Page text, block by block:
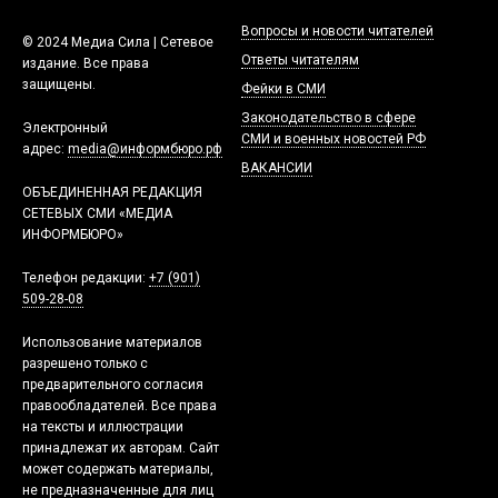
© 2024 Медиа Сила | Сетевое
издание. Все права
защищены.
Электронный
адрес: media@информбюро.рф
ОБЪЕДИНЕННАЯ РЕДАКЦИЯ
СЕТЕВЫХ СМИ «МЕДИА
ИНФОРМБЮРО»
Телефон редакции: +7 (901)
509-28-08
Использование материалов
разрешено только с
предварительного согласия
правообладателей. Все права
на тексты и иллюстрации
принадлежат их авторам. Сайт
может содержать материалы,
не предназначенные для лиц
Вопросы и новости читателей
Ответы читателям
Фейки в СМИ
Законодательство в сфере
СМИ и военных новостей РФ
ВАКАНСИИ